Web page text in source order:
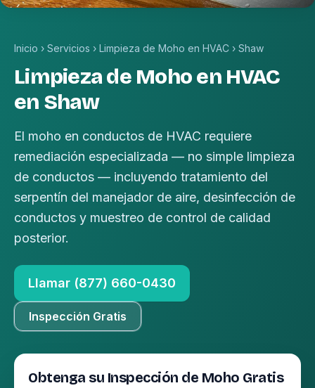
Inicio › Servicios › Limpieza de Moho en HVAC › Shaw
Limpieza de Moho en HVAC
en Shaw
El moho en conductos de HVAC requiere
remediación especializada — no simple limpieza
de conductos — incluyendo tratamiento del
serpentín del manejador de aire, desinfección de
conductos y muestreo de control de calidad
posterior.
Llamar (877) 660-0430
Inspección Gratis
Obtenga su Inspección de Moho Gratis